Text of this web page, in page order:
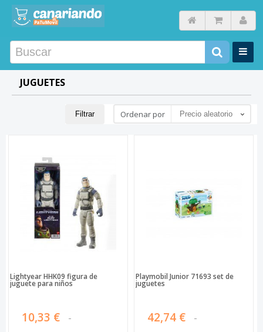
JUGUETES
Filtrar Ordenar por Precio aleatorio
Lightyear HHK09 figura de
juguete para niños
10,33 €
Playmobil Junior 71693 set de
juguetes
42,74 €